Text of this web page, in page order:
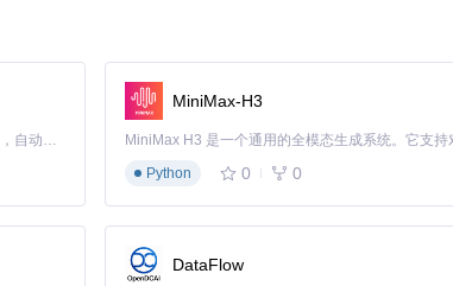
用户操作成本，且无法覆盖所有可能的第三方插件场景。
Claude Code 的开源替代方案。连接任意大模型，编辑代码，运行命令，自动验证 — 全自动执行。用 Rust 构建，极致性能。 ｜ An open-source alternative to Claude Code. Connect any LLM, edit code, run commands, and verify changes — autonomously. Built in Rust for speed. Get Started
MiniMax-H3
Python
0 0
DataFlow